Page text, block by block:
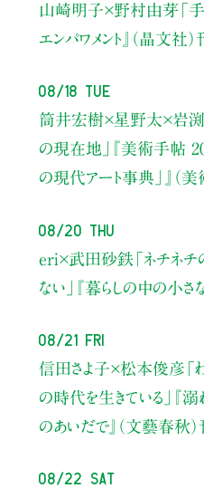
山崎明子×野村由芽 「
エンパワメント』（晶文社
08/18 Tue
筒井宏樹×星野太×岩
の現在地」
『美術手帖
の現代アート事典」』（
08/20 Thu
eri×武田砂鉄「ネチネ
ない」
『暮らしの中の小
08/21 Fri
信田さよ子×松本俊彦
の時代を生きている」
『
のあいだで』（文藝春秋
08/22 Sat